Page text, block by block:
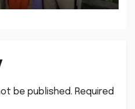
be published. Required